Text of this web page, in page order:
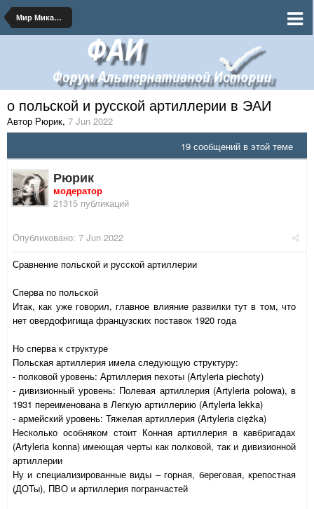
Мир Микашевичского Мира
о польской и русской артиллерии в ЭАИ
Автор Рюрик, 7 Jun 2022
19 сообщений в этой теме
Рюрик
модератор
21315 публикаций
Опубликовано: 7 Jun 2022
Сравнение польской и русской артиллерии
Сперва по польской
Итак, как уже говорил, главное влияние развилки тут в том, что
нет овердофигища французских поставок 1920 года
Но сперва к структуре
Польская артиллерия имела следующую структуру:
- полковой уровень: Артиллерия пехоты (Artyleria piechoty)
- дивизионный уровень: Полевая артиллерия (Artyleria polowa), в
1931 переименована в Легкую артиллерию (Artyleria lekka)
- армейский уровень: Тяжелая артиллерия (Artyleria ciężka)
Несколько особняком стоит Конная артиллерия в кавбригадах
(Artyleria konna) имеющая черты как полковой, так и дивизионной
артиллерии
Ну и специализированные виды – горная, береговая, крепостная
(ДОТы), ПВО и артиллерия погранчастей